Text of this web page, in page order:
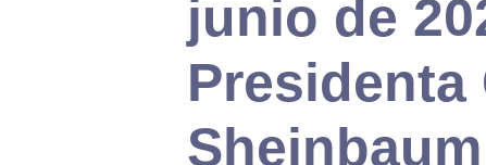
junio de
Presidenta
Sheinbaum